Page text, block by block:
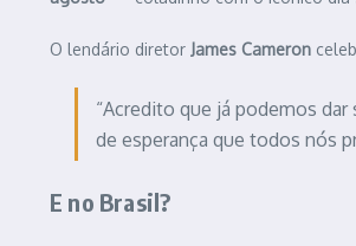
O lendário diretor James Cameron
“Acredito que já podemos
de esperança que todos nós
E no Brasil?